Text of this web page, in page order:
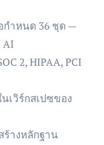
ำหนด 36 ชุด —
AI
2, HIPAA, PCI
เวิร์กสเปซของ
างหลักฐาน